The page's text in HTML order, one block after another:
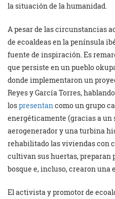
la situación de la humanidad.
A pesar de las circunstancias
de ecoaldeas en la península
fuente de inspiración. Es
que persiste en un pueblo
donde implementaron un
Reyes y García Torres,
lospresentancomo un grupo
energéticamente (gracias a
aerogenerador y una turbina
rehabilitado las viviendas con
cultivan sus huertas, preparan
bosque e, incluso, crearon una
El activista y promotor de